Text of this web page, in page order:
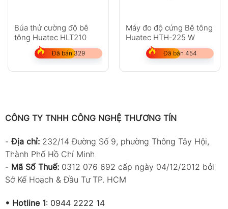
Búa thử cường độ bê
tông Huatec HLT210
Đã bán 329
Máy đo độ cứng Bê tông
Huatec HTH-225 W
Đã bán 454
CÔNG TY TNHH CÔNG NGHỆ THƯƠNG TÍN
-Địa chỉ: 232/14 Đường Số 9, phường Thông Tây Hội,
Thành Phố Hồ Chí Minh
- Mã Số Thuế: 0312 076 692 cấp ngày 04/12/2012 bởi
Sở Kế Hoạch & Đầu Tư TP. HCM
• Hotline 1: 0944 2222 14